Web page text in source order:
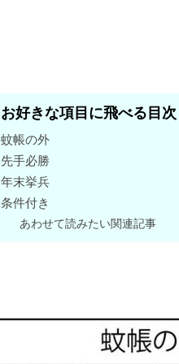
お好きな項目に飛べる目次
蚊帳の外
先手必勝
年末挙兵
条件付き
あわせて読みたい関連記事